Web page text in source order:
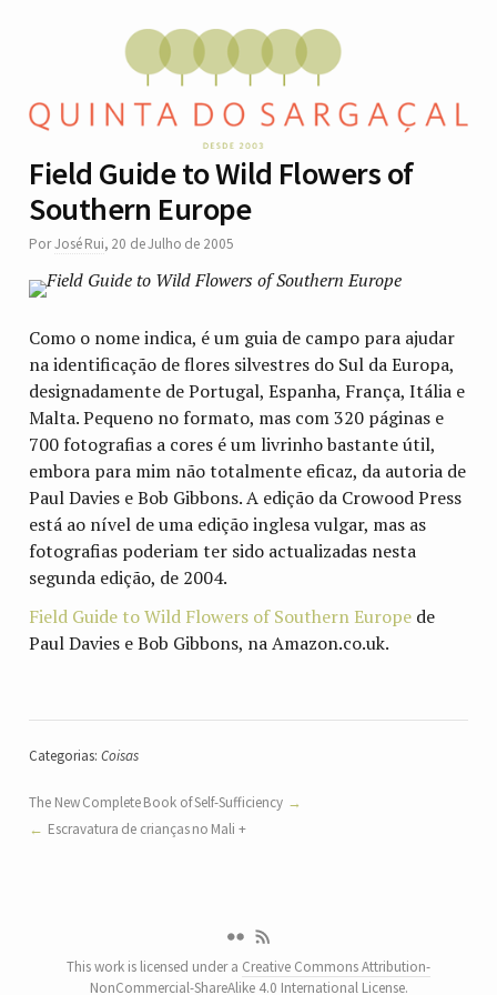
Field Guide to Wild Flowers of
Southern Europe
PorJosé Rui, 20 de Julho de 2005
Como o nome indica, é um guia de campo para ajudar
na identificação de flores silvestres do Sul da Europa,
designadamente de Portugal, Espanha, França, Itália e
Malta. Pequeno no formato, mas com 320 páginas e
700 fotografias a cores é um livrinho bastante útil,
embora para mim não totalmente eficaz, da autoria de
Paul Davies e Bob Gibbons. A edição da Crowood Press
está ao nível de uma edição inglesa vulgar, mas as
fotografias poderiam ter sido actualizadas nesta
segunda edição, de 2004.
Field Guide to Wild Flowers of Southern Europe de
Paul Davies e Bob Gibbons, na Amazon.co.uk.
Categorias: Coisas
The New Complete Book of Self-Sufficiency
Escravatura de crianças no Mali +
This work is licensed under a Creative Commons Attribution-
NonCommercial-ShareAlike 4.0 International License.